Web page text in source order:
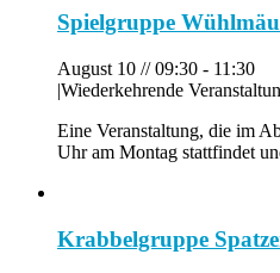
Spielgruppe
August 10 // 09:30 - 11:30
|Wiederkehrende
Eine Veranstaltung, die im
Uhr am Montag stattfindet
Krabbelgruppe